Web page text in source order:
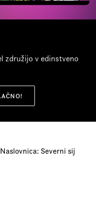
združijo v edinstveno